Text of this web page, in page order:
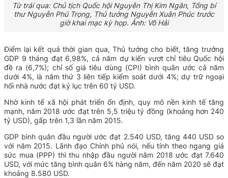
Từ trái qua: Chủ tịch Quốc hội Nguyễn Thị Kim Ngân, Tổng bí
thư Nguyễn Phú Trọng, Thủ tướng Nguyễn Xuân Phúc trước
giờ khai mạc kỳ họp. Ảnh: Võ Hải
Điểm lại kết quả thời gian qua, Thủ tướng cho biết, tăng trưởng
GDP 9 tháng đạt 6,98%, cả năm dự kiến vượt chỉ tiêu Quốc hội
đề ra (6,7%); chỉ số giá tiêu dùng (CPI) bình quân ước cả năm
dưới 4%, là năm thứ 3 liên tiếp kiểm soát dưới 4%; dự trữ ngoại
hối nhà nước đạt kỷ lục trên 60 tỷ USD.
Nhờ kinh tế xã hội phát triển ổn định, quy mô nền kinh tế tăng
mạnh, năm 2018 ước đạt trên 5,5 triệu tỷ đồng (khoảng hơn 240
tỷ USD), gấp trên 1,3 lần năm 2015.
GDP bình quân đầu người ước đạt 2.540 USD, tăng 440 USD so
với năm 2015. Lãnh đạo Chính phủ nói, nếu tính theo ngang giá
sức mua (PPP) thì thu nhập đầu người năm 2018 ước đạt 7.640
USD, với mức tăng bình quân 6% hàng năm, đến năm 2020 sẽ đạt
khoảng 8.580 USD.